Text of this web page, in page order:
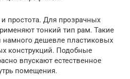
простота. Для прозрачных
тонкий тип рам. Такие
дешевле пластиковых
конструкций. Подобные
впускают естественное
помещения.